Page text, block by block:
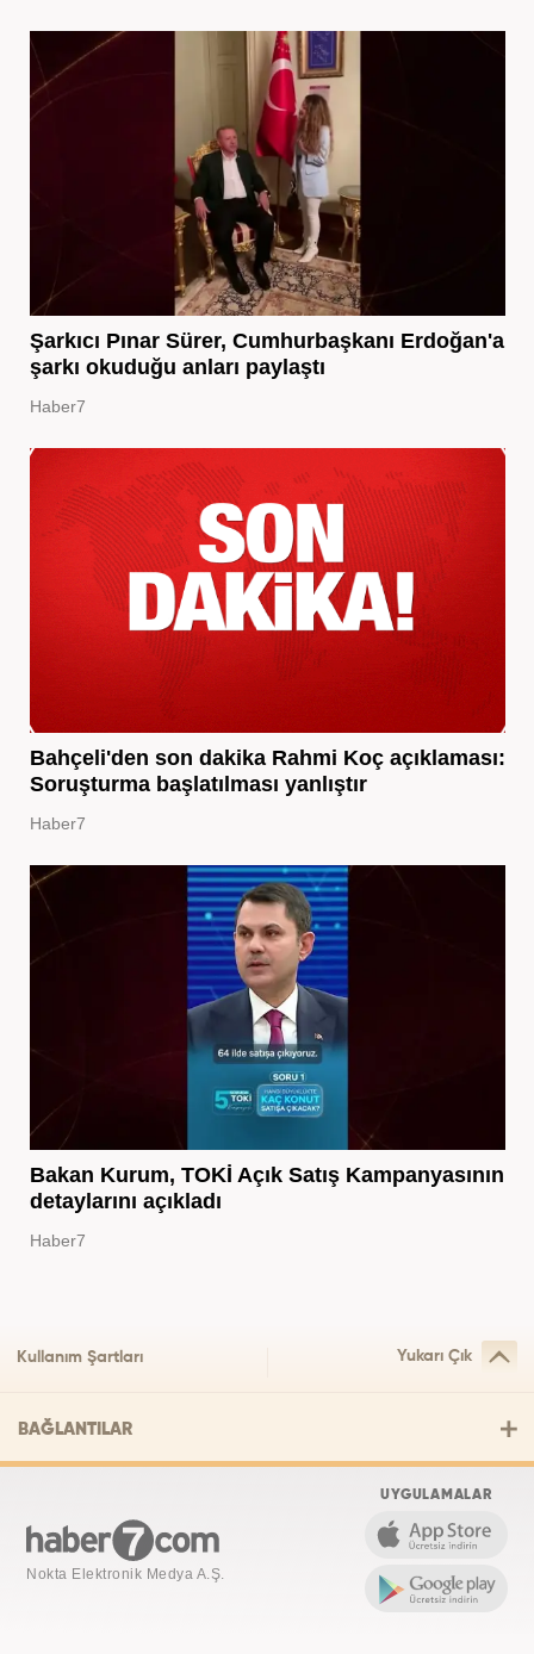
Şarkıcı Pınar Sürer, Cumhurbaşkanı Erdoğan'a
şarkı okuduğu anları paylaştı
Haber7
Bahçeli'den son dakika Rahmi Koç açıklaması:
Soruşturma başlatılması yanlıştır
Haber7
Bakan Kurum, TOKİ Açık Satış Kampanyasının
detaylarını açıkladı
Haber7
Kullanım Şartları Yukarı Çık
BAĞLANTILAR
Nokta Elektronik Medya A.Ş.
UYGULAMALAR